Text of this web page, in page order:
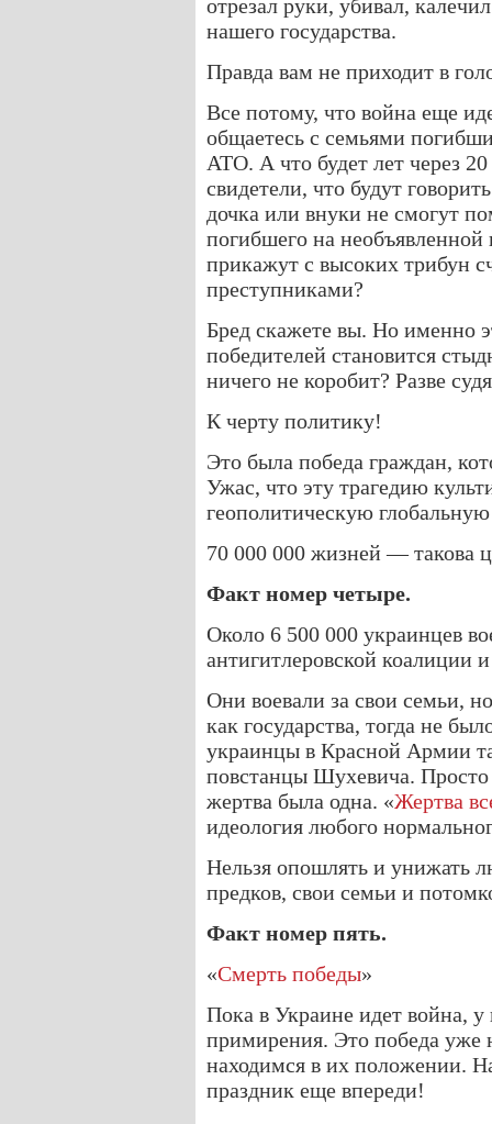
отрезал руки, убивал,
нашего государства.
Правда вам не приходит в
Все потому, что война еще
общаетесь с семьями
АТО. А что будет лет через
свидетели, что будут
дочка или внуки не смогут
погибшего на
прикажут с высоких трибун
преступниками?
Бред скажете вы. Но именно
победителей становится
ничего не коробит? Разве
К черту политику!
Это была победа граждан,
Ужас, что эту трагедию
геополитическую
70 000 000 жизней — такова
Факт номер четыре.
Около 6 500 000 украинцев
антигитлеровской коалиции
Они воевали за свои семьи,
как государства, тогда не
украинцы в Красной Армии
повстанцы Шухевича.
жертва была одна. «Жертва
идеология любого
Нельзя опошлять и унижать
предков, свои семьи и
Факт номер пять.
«Смерть победы»
Пока в Украине идет война,
примирения. Это победа
находимся в их положении.
праздник еще впереди!